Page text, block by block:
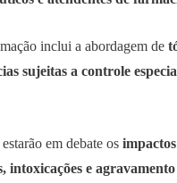
inclui a abordagem de
sujeitas a controle
em debate os
intoxicações e